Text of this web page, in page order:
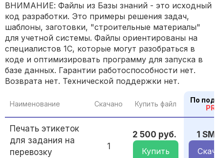
ВНИМАНИЕ: Файлы из Базы знаний - это исходный
код разработки. Это примеры решения задач,
шаблоны, заготовки, "строительные материалы"
для учетной системы. Файлы ориентированы на
специалистов 1С, которые могут разобраться в
коде и оптимизировать программу для запуска в
базе данных. Гарантии работоспособности нет.
Возврата нет. Технической поддержки нет.
Наименование Скачано Купить файл
По
Печать этикеток
для задания на
перевозку
1
2 500 руб.
Купить
1 SM